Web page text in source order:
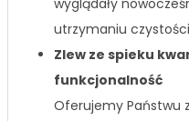
wyglądały
utrzymaniu
Zlew ze spieku
funkcjonalność
Oferujemy Państwu